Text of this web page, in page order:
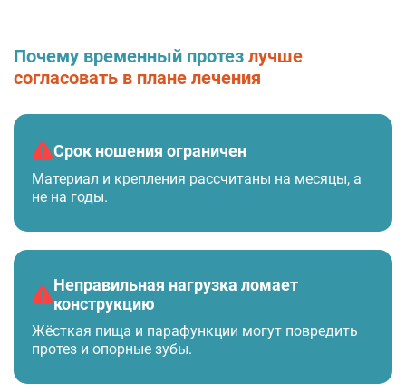
Почему временный протез лучше
согласовать в плане лечения
Срок ношения ограничен
Материал и крепления рассчитаны на месяцы, а
не на годы.
Неправильная нагрузка ломает
конструкцию
Жёсткая пища и парафункции могут повредить
протез и опорные зубы.